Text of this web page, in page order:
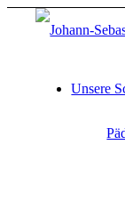
Unsere